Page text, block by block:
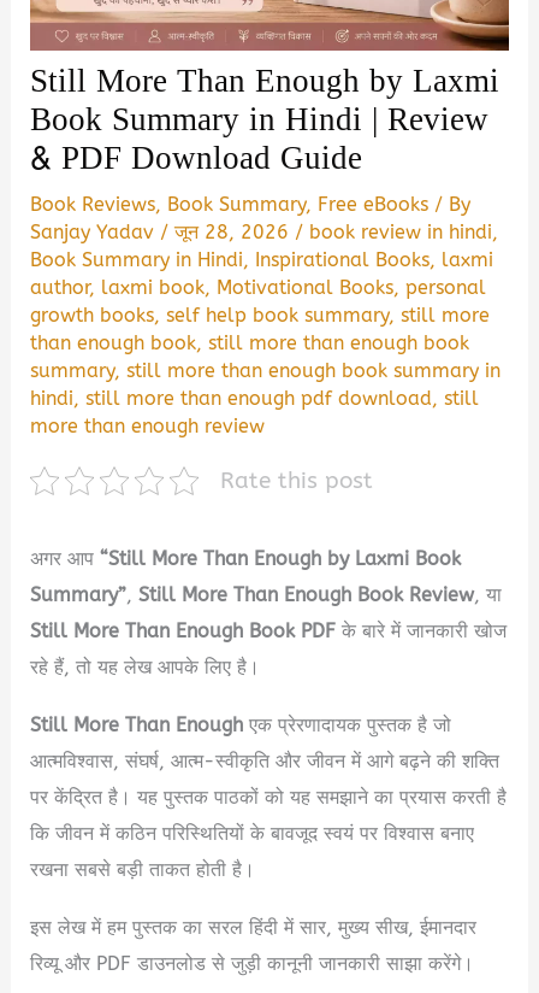
Still More Than Enough by Laxmi
Book Summary in Hindi | Review
& PDF Download Guide
Book Reviews, Book Summary, Free eBooks / By
Sanjay Yadav /जून 28, 2026 / book review in hindi,
Book Summary in Hindi, Inspirational Books, laxmi
author, laxmi book, Motivational Books,personal
growth books,self help book summary,still more
than enough book,still more than enough book
summary,still more than enough book summary in
hindi,still more than enough pdf download,still
more than enough review
Rate this post
अगर आप“Still More Than Enough by Laxmi Book
Summary”,Still More Than Enough Book Review, या
Still More Than Enough Book PDFके बारे में जानकारी खोज
रहे हैं, तो यह लेख आपके लिए है।
Still More Than Enough एक प्रेरणादायक पुस्तक है जो
आत्मविश्वास, संघर्ष, आत्म-स्वीकृति और जीवन में आगे बढ़ने की शक्ति
पर केंद्रित है। यह पुस्तक पाठकों को यह समझाने का प्रयास करती है
कि जीवन में कठिन परिस्थितियों के बावजूद स्वयं पर विश्वास बनाए
रखना सबसे बड़ी ताकत होती है।
इस लेख में हम पुस्तक का सरल हिंदी में सार, मुख्य सीख, ईमानदार
रिव्यू और PDF डाउनलोड से जुड़ी कानूनी जानकारी साझा करेंगे।